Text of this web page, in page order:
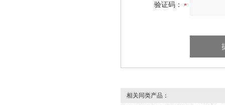
验证码：
相关同类产品：